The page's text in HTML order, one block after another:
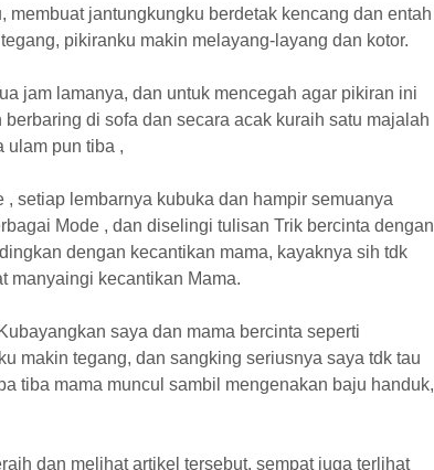
membuat jantungkungku berdetak kencang dan entah
pikiranku makin melayang-layang dan kotor.
jam lamanya, dan untuk mencegah agar pikiran ini
di sofa dan secara acak kuraih satu majalah
ulam pun tiba ,
setiap lembarnya kubuka dan hampir semuanya
Mode , dan diselingi tulisan Trik bercinta dengan
dengan kecantikan mama, kayaknya sih tdk
manyaingi kecantikan Mama.
saya dan mama bercinta seperti
makin tegang, dan sangking seriusnya saya tdk tau
tiba mama muncul sambil mengenakan baju handuk,
dan melihat artikel tersebut, sempat juga terlihat